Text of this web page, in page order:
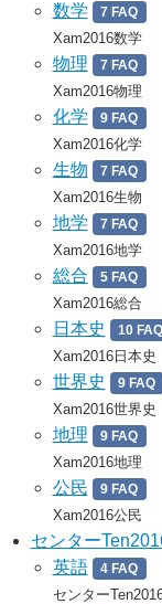
数学 7 FAQ
Xam2016数学
物理 7 FAQ
Xam2016物理
化学 9 FAQ
Xam2016化学
生物 7 FAQ
Xam2016生物
地学 7 FAQ
Xam2016地学
総合 5 FAQ
Xam2016総合
日本史 10 FAQ
Xam2016日本史
世界史 9 FAQ
Xam2016世界史
地理 9 FAQ
Xam2016地理
公民 9 FAQ
Xam2016公民
センター
英語 4 FAQ
センター